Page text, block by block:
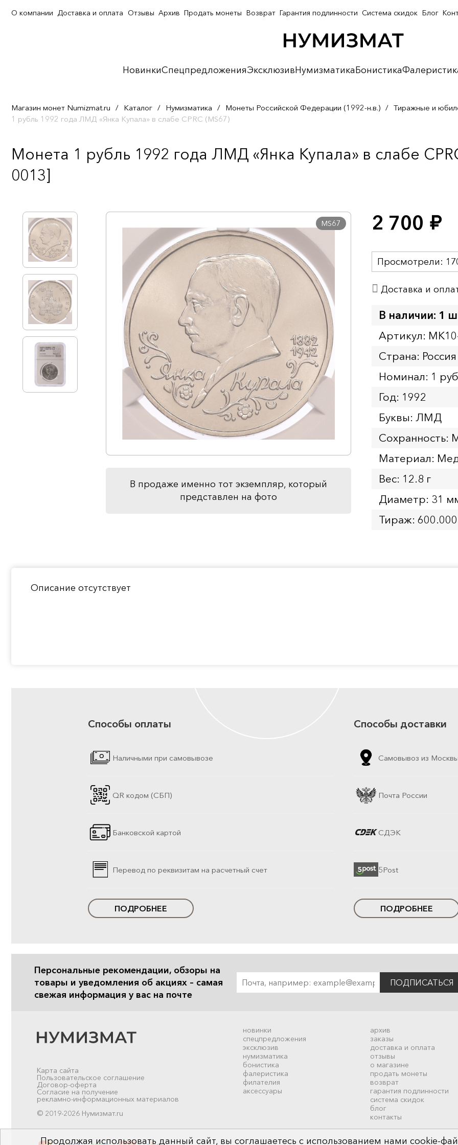
НовинкиСпецпредложенияЭксклюзивНумизматикаБонистика
О компании Доставка и оплата Отзывы Архив Продать монеты Возврат Гарантия подлинности Система скидок Блог
Магазин монет Numizmat.ru / Каталог / Нумизматика / Монеты Российской Федерации (1992-н.в.) / Тиражные и
1 рубль 1992 года ЛМД «Янка Купала» в слабе CPRC (MS67)
Монета 1 рубль 1992 года ЛМД «Янка Купала» в слабе
0013]
MS67
В продаже именно тот экземпляр, который
представлен на фото
2 700 руб.
Просмотрели:
Доставка и
В наличии: 1
Артикул:
Страна: Россия
Номинал: 1
Год: 1992
Буквы: ЛМД
Сохранность:
Материал:
Вес: 12.8 г
Диаметр: 31
Тираж:
Описание отсутствует
Способы оплаты
Наличными при самовывозе
QR кодом (СБП)
Банковской картой
Перевод по реквизитам на расчетный счет
ПОДРОБНЕЕ
Способы доставки
Самовывоз из
Почта России
СДЭК
5Post
ПОДРОБНЕЕ
Персональные рекомендации, обзоры на
товары и уведомления об акциях – самая
свежая информация у вас на почте
ПОДПИСАТЬСЯ
новинки
спецпредложения
эксклюзив
нумизматика
бонистика
фалеристика
филателия
аксессуары
архив
заказы
доставка и оплата
отзывы
о магазине
продать монеты
возврат
гарантия подлинности
система скидок
блог
контакты
Карта сайта
Пользовательское соглашение
Договор-оферта
Согласие на получение
рекламно-информационных материалов
© 2019-2026 Нумизмат.ru
Продолжая использовать данный сайт, вы соглашаетесь с использованием нами cookie-